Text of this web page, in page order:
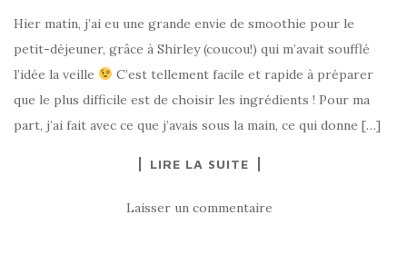
Hier matin, j’ai eu une grande envie de smoothie pour le
petit-déjeuner, grâce à Shirley (coucou!) qui m’avait soufflé
l’idée la veille
C’est tellement facile et rapide à préparer
que le plus difficile est de choisir les ingrédients ! Pour ma
part, j’ai fait avec ce que j’avais sous la main, ce qui donne […]
LIRE LA SUITE
Laisser un commentaire